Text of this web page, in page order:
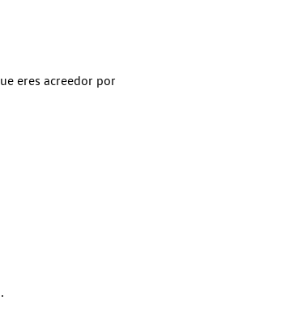
eres acreedor por